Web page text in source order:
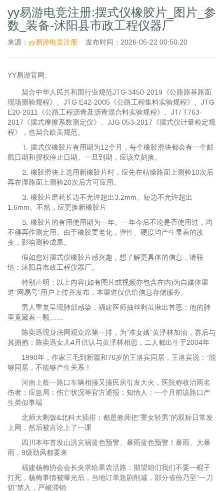
yy易游电竞注册:摆式仪橡胶片_图片_参
数_装备-沭阳县市政工程仪器厂
来源： yy易游电竞注册 发布时间：2026-05-22 00:50:20
YY易游官网:
契合中华人民共和国行业规范JTG 3450-2019《公路路基路面
现场测验规程》、JTG E42-2005《公路工程集料实验规程》、JTG
E20-2011《公路工程沥青及沥青混合料实验规程》、JT/ T763-
2017《摆式摩擦系数测定仪》、JJG 053-2017《摆式仪计量检定规
程》，也契合欧美规范。
⒈ 摆式仪橡胶片有用期为12个月，每个橡胶滑块都会有一个邮
戳日期和授权停止日期。一旦到期，应该立刻换。
⒉ 橡胶滑块上选用新橡胶片时，应先在枯燥路面上测验10次后
再在湿路面上测验20次后方可应用。
⒊ 橡胶片磨耗长边不允许超出3.2mm。短边不允许超出
1.6mm。不然，应更换新橡胶片
⒌ 橡胶片的有用使用期为一年。一年今后不论是否使用过，均
不得再作测定用。由于橡胶要老化，弹性、硬度均产生显着的改
变，影响测验成果。
假如您对摆式仪橡胶片感兴趣，想了解更具体的信息，请联
络：沭阳县市政工程仪器厂。
特别声明：以上内容(如有图片或视频亦包含在内)为自媒体渠
道“网易号”用户上传并发布，本渠道仅供给信息存储服务。
男人重复呈现肺部感染，福建医师抽丝剥茧揪出首恶：他的肺
里竟藏着一颗……
陈奕迅现身法网观众席第一排，为“准女婿”黄泽林加油，赛后与
其拥抱；陈奕迅女儿4月供认与黄泽林相恋，二人都出生于2004年
1990年，作家三毛到新疆和76岁的王洛宾同居，王洛宾说：“能
够同居，不能够产生关系！
河南上蔡一路口车辆相撞又撞民房引发大火，医院称收治两名
伤者；应急局：伤亡状况等官方通报；知情人：一个月前该路口产
生类似事端
北师大剩饭&北科大插排：都是教师把“重女轻男”的双标日常发
上网，然后被言论上了一课
四川本年首发山洪灾祸蓝色预警、暴雨蓝色预警！暴雨、大暴
雨，9级劲风都要来
福建杨梅协会会长央求给果农活路：期望咱们我们不要一棍子
打死，杨梅事情被曝光后，当地订单急剧削减，部分省份乃至“一刀
切”禁入，严峻滞销